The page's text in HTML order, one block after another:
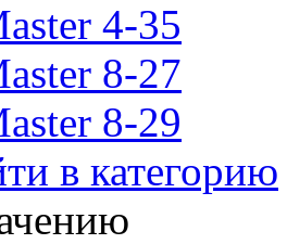
4-35
8-27
8-29
в категорию